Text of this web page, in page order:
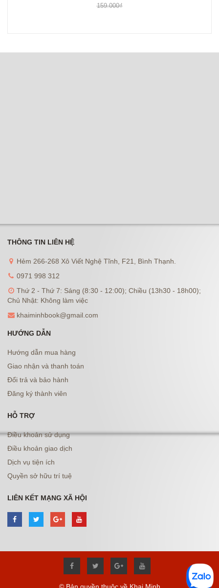
159.000₫
THÔNG TIN LIÊN HỆ
Hẻm 266-268 Xô Viết Nghệ Tĩnh, F21, Bình Thạnh.
0971 998 312
Thứ 2 - Thứ 7: Sáng (8:30 - 12:00); Chiều (13h30 - 18h00);
Chủ Nhật: Không làm việc
khaiminhbook@gmail.com
HƯỚNG DẪN
Hướng dẫn mua hàng
Giao nhận và thanh toán
Đổi trả và bảo hành
Đăng ký thành viên
HỖ TRỢ
Điều khoản sử dụng
Điều khoản giao dịch
Dịch vụ tiện ích
Quyền sở hữu trí tuệ
LIÊN KẾT MẠNG XÃ HỘI